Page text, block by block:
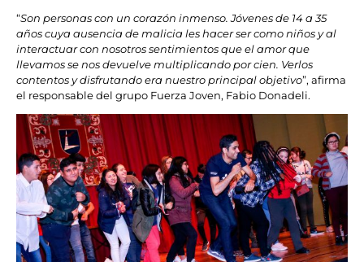
“Son personas con un corazón inmenso. Jóvenes de 14 a 35
años cuya ausencia de malicia les hacer ser como niños y al
interactuar con nosotros sentimientos que el amor que
llevamos se nos devuelve multiplicando por cien. Verlos
contentos y disfrutando era nuestro principal objetivo”, afirma
el responsable del grupo Fuerza Joven, Fabio Donadeli.